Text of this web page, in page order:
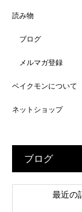
読み物
ブログ
メルマガ登録
ベイクモンについて
ネットショップ
ブログ
最近の